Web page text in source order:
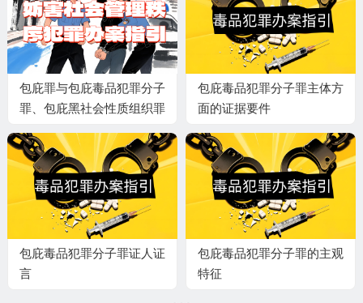
包庇罪与包庇毒品犯罪分子
罪、包庇黑社会性质组织罪
包庇毒品犯罪分子罪主体方
面的证据要件
包庇毒品犯罪分子罪证人证
言
包庇毒品犯罪分子罪的主观
特征